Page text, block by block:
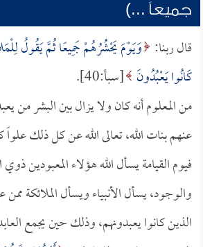
جميعاً ...)
قال ربنا: وَيَوْمَ يَحْشُرُهُمْ جَمِيعًا ثُمَّ يَقُولُ
كَانُوا يَعْبُدُونَ [سبأ:40].
من المعلوم أنه كان ولا يزال بين البشر من
عنهم بنات الله، تعالى الله عن كل ذلك علواً
فيوم القيامة يسأل الله هؤلاء المعبودين
والوجود، يسأل الأنبياء ويسأل الملائكة ممن
الذين كانوا يعبدونهم، وذلك حين يجمع